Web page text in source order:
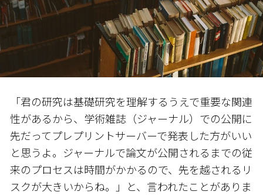
「君の研究は基礎研究を理解するうえで重要な関連
性があるから、学術雑誌（ジャーナル）での公開に
先だってプレプリントサーバーで発表した方がいい
と思うよ。ジャーナルで論文が公開されるまでの従
来のプロセスは時間がかかるので、先を越されるリ
スクが大きいからね。」と、言われたことがありま